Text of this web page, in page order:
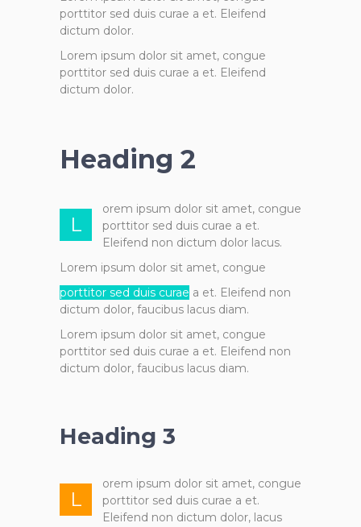
porttitor sed duis curae a et. Eleifend
dictum dolor.
Lorem ipsum dolor sit amet, congue
porttitor sed duis curae a et. Eleifend
dictum dolor.
Heading 2
L
orem ipsum dolor sit amet, congue
porttitor sed duis curae a et.
Eleifend non dictum dolor lacus.
Lorem ipsum dolor sit amet, congue
porttitor sed duis curae a et. Eleifend non
dictum dolor, faucibus lacus diam.
Lorem ipsum dolor sit amet, congue
porttitor sed duis curae a et. Eleifend non
dictum dolor, faucibus lacus diam.
Heading 3
L
orem ipsum dolor sit amet, congue
porttitor sed duis curae a et.
Eleifend non dictum dolor, lacus